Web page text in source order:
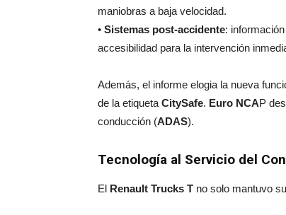
maniobras a baja velocidad.
• Sistemas post-accidente:
accesibilidad para la intervención
Además, el informe elogia la nueva
de la etiqueta CitySafe. Euro NCAP
conducción (ADAS).
Tecnología al Servicio del
El Renault Trucks T no solo mantuvo